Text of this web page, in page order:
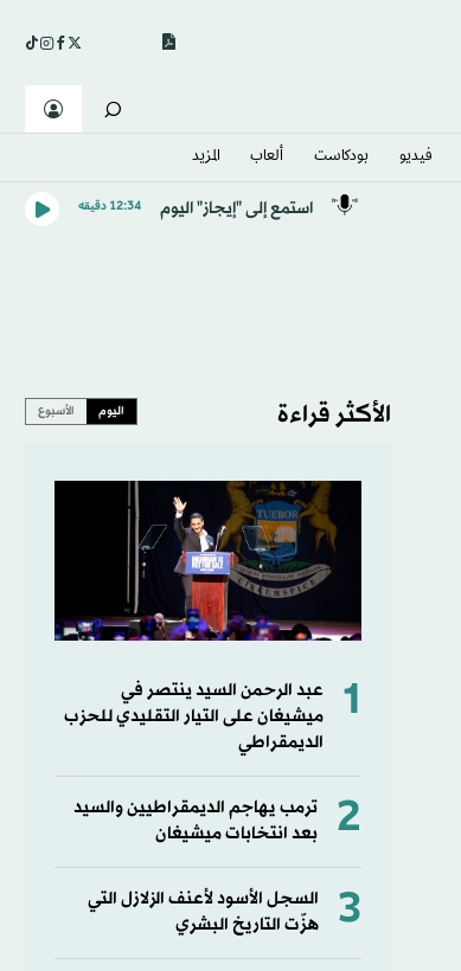
فيديو بودكاست ألعاب المزيد
استمع إلى "إيجاز" اليوم 12:34 دقيقه
الأكثر قراءة اليوم الأسبوع
1
عبد الرحمن السيد ينتصر في
ميشيغان على التيار التقليدي للحزب
الديمقراطي
2
ترمب يهاجم الديمقراطيين والسيد
بعد انتخابات ميشيغان
3
السجل الأسود لأعنف الزلازل التي
هزّت التاريخ البشري